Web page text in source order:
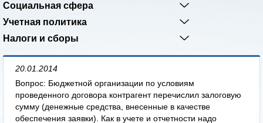
Социальная сфера
Учетная политика
Налоги и сборы
20.01.2014
Вопрос: Бюджетной организации по условиям
проведенного договора контрагент перечислил залоговую
сумму (денежные средства, внесенные в качестве
обеспечения заявки). Как в учете и отчетности надо